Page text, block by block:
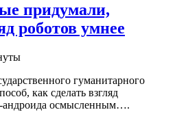
придумали,
роботов умнее
гуманитарного
как сделать взгляд
андроида осмысленным….